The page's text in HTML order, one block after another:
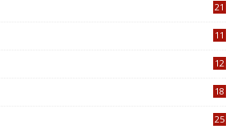
21
11
12
18
25